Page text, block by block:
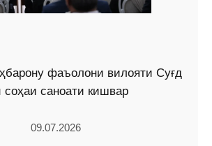
фаъолони вилояти Суғд
соҳаи саноати кишвар
09.07.2026